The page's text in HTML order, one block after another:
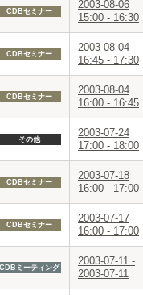
CDBセミナー
2003-08-06
15:00 - 16:30
CDBセミナー
2003-08-04
16:45 - 17:30
CDBセミナー
2003-08-04
16:00 - 16:45
その他
2003-07-24
17:00 - 18:00
CDBセミナー
2003-07-18
16:00 - 17:00
CDBセミナー
2003-07-17
16:00 - 17:00
CDBミーティング
2003-07-11 -
2003-07-11